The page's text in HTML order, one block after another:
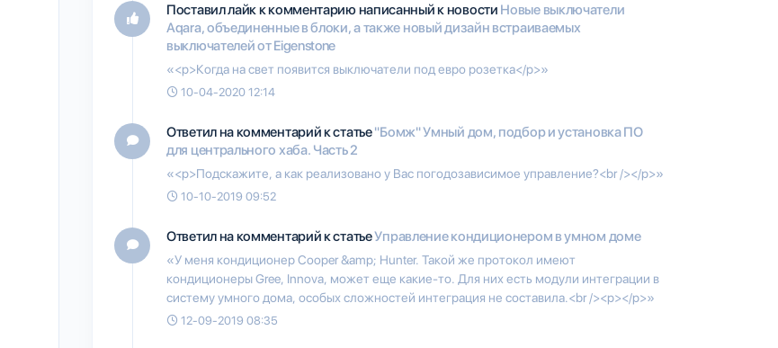
Поставил лайк к комментарию написанный к новости Новые выключатели
Aqara, объединенные в блоки, а также новый дизайн встраиваемых
выключателей от Eigenstone
«<p>Когда на свет появится выключатели под евро розетка</p>»
10-04-2020 12:14
Ответил на комментарий к статье"Бомж" Умный дом, подбор и установка ПО
для центрального хаба. Часть 2
«<p>Подскажите, а как реализовано у Вас погодозависимое управление?<br /></p>»
10-10-2019 09:52
Ответил на комментарий к статьеУправление кондиционером в умном доме
«У меня кондиционер Cooper &amp; Hunter. Такой же протокол имеют
кондиционеры Gree, Innova, может еще какие-то. Для них есть модули интеграции в
систему умного дома, особых сложностей интеграция не составила.<br /><p></p>»
12-09-2019 08:35